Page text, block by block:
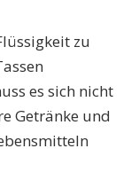
zu
es sich nicht
Getränke und